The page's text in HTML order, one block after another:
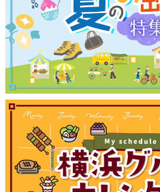
観光ガイド
ランキング
ブログ記事
サイトについて